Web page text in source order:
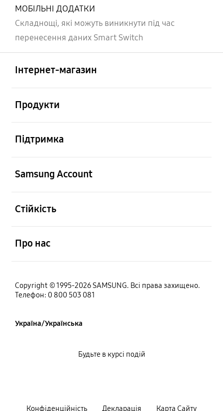
МОБІЛЬНІ ДОДАТКИ
Складнощі, які можуть виникнути під час
перенесення даних Smart Switch
Інтернет-магазин
Продукти
Підтримка
Samsung Account
Стійкість
Про нас
Copyright © 1995-2026 SAMSUNG. Всі права захищено.
Телефон: 0 800 503 081
Україна/Українська
Конфiденцiйнiсть Декларацiя Карта Сайту
Будьте в курсі подій